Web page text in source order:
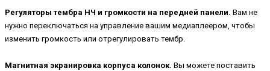
Регуляторы тембра НЧ и громкости на передней панели. Вам не
нужно переключаться на управление вашим медиаплеером, чтобы
изменить громкость или отрегулировать тембр.
Магнитная экранировка корпуса колонок. Вы можете поставить